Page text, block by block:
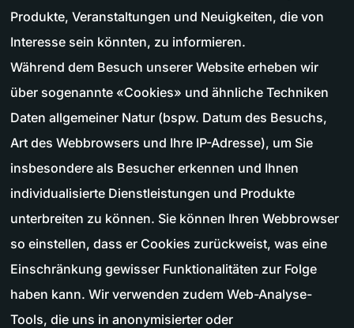
Produkte, Veranstaltungen und Neuigkeiten, die von
Interesse sein könnten, zu informieren.
Während dem Besuch unserer Website erheben wir
über sogenannte «Cookies» und ähnliche Techniken
Daten allgemeiner Natur (bspw. Datum des Besuchs,
Art des Webbrowsers und Ihre IP-Adresse), um Sie
insbesondere als Besucher erkennen und Ihnen
individualisierte Dienstleistungen und Produkte
unterbreiten zu können. Sie können Ihren Webbrowser
so einstellen, dass er Cookies zurückweist, was eine
Einschränkung gewisser Funktionalitäten zur Folge
haben kann. Wir verwenden zudem Web-Analyse-
Tools, die uns in anonymisierter oder